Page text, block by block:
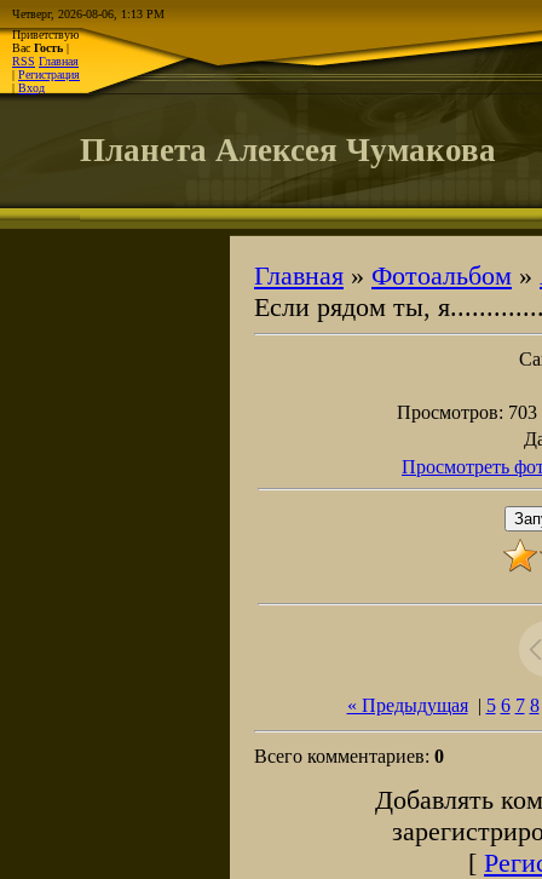
Четверг, 2026-08-06, 1:13 PM
Приветствую
Вас Гость |
RSS Главная
| Регистрация
| Вход
Планета Алексея Чумакова
Главная » Фотоальбом »
Если рядом ты,
Просмотров:
Просмотреть
« Предыдущая| 5 6 7 8
Всего комментариев: 0
Добавлять
[